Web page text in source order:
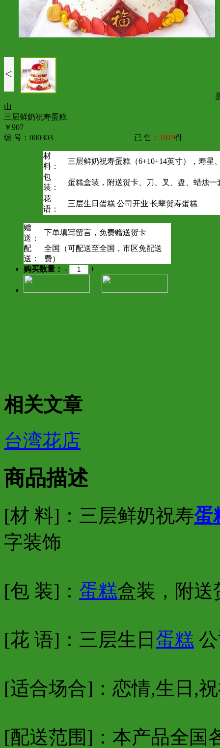
<
山
三层鲜奶祝寿蛋糕
￥907
编 号：000303
已 售 ：1019件
材
料：
三层鲜奶祝寿蛋糕（6+10+14英寸），寿星
包
装：
蛋糕盒装，附送贺卡、刀、叉、盘、蜡烛一
花
语：
三层生日蛋糕 公司开业 长辈贺寿蛋糕
赠
送：
下单填写留言，免费赠送贺卡
配
送：
全国（可配送至全国，市区免配送
费）
购买数量： - +
相关文章
台湾花店
商品描述
[材 料]：三层鲜奶祝寿蛋
字装饰
[包 装]： 蛋糕盒装，附送
[花 语]：三层生日 蛋糕
[适合场合]：恋情,生日,
[配送范围]：本产品全国